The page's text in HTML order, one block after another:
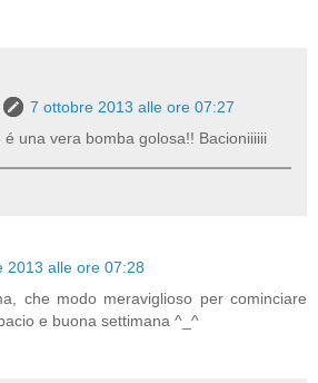
7 ottobre 2013 alle ore 07:27
é una vera bomba golosa!! Bacioniiiiii
2013 alle ore 07:28
che modo meraviglioso per cominciare
e buona settimana ^_^